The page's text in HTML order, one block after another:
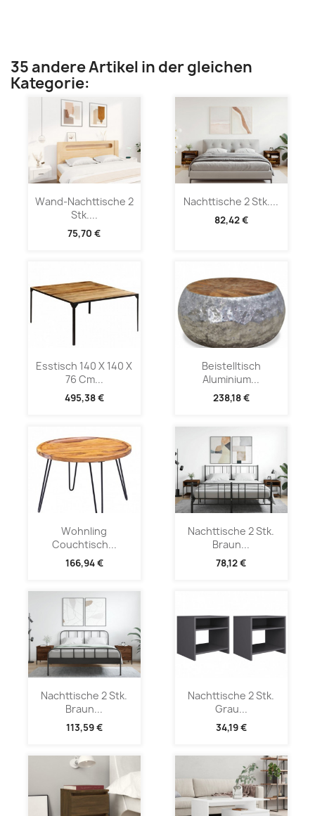
35 andere Artikel in der gleichen
Kategorie:
Wand-Nachttische 2
Stk....
75,70 €
Nachttische 2 Stk....
82,42 €
Esstisch 140 X 140 X
76 Cm...
495,38 €
Beistelltisch
Aluminium...
238,18 €
Wohnling
Couchtisch...
166,94 €
Nachttische 2 Stk.
Braun...
78,12 €
Nachttische 2 Stk.
Braun...
113,59 €
Nachttische 2 Stk.
Grau...
34,19 €